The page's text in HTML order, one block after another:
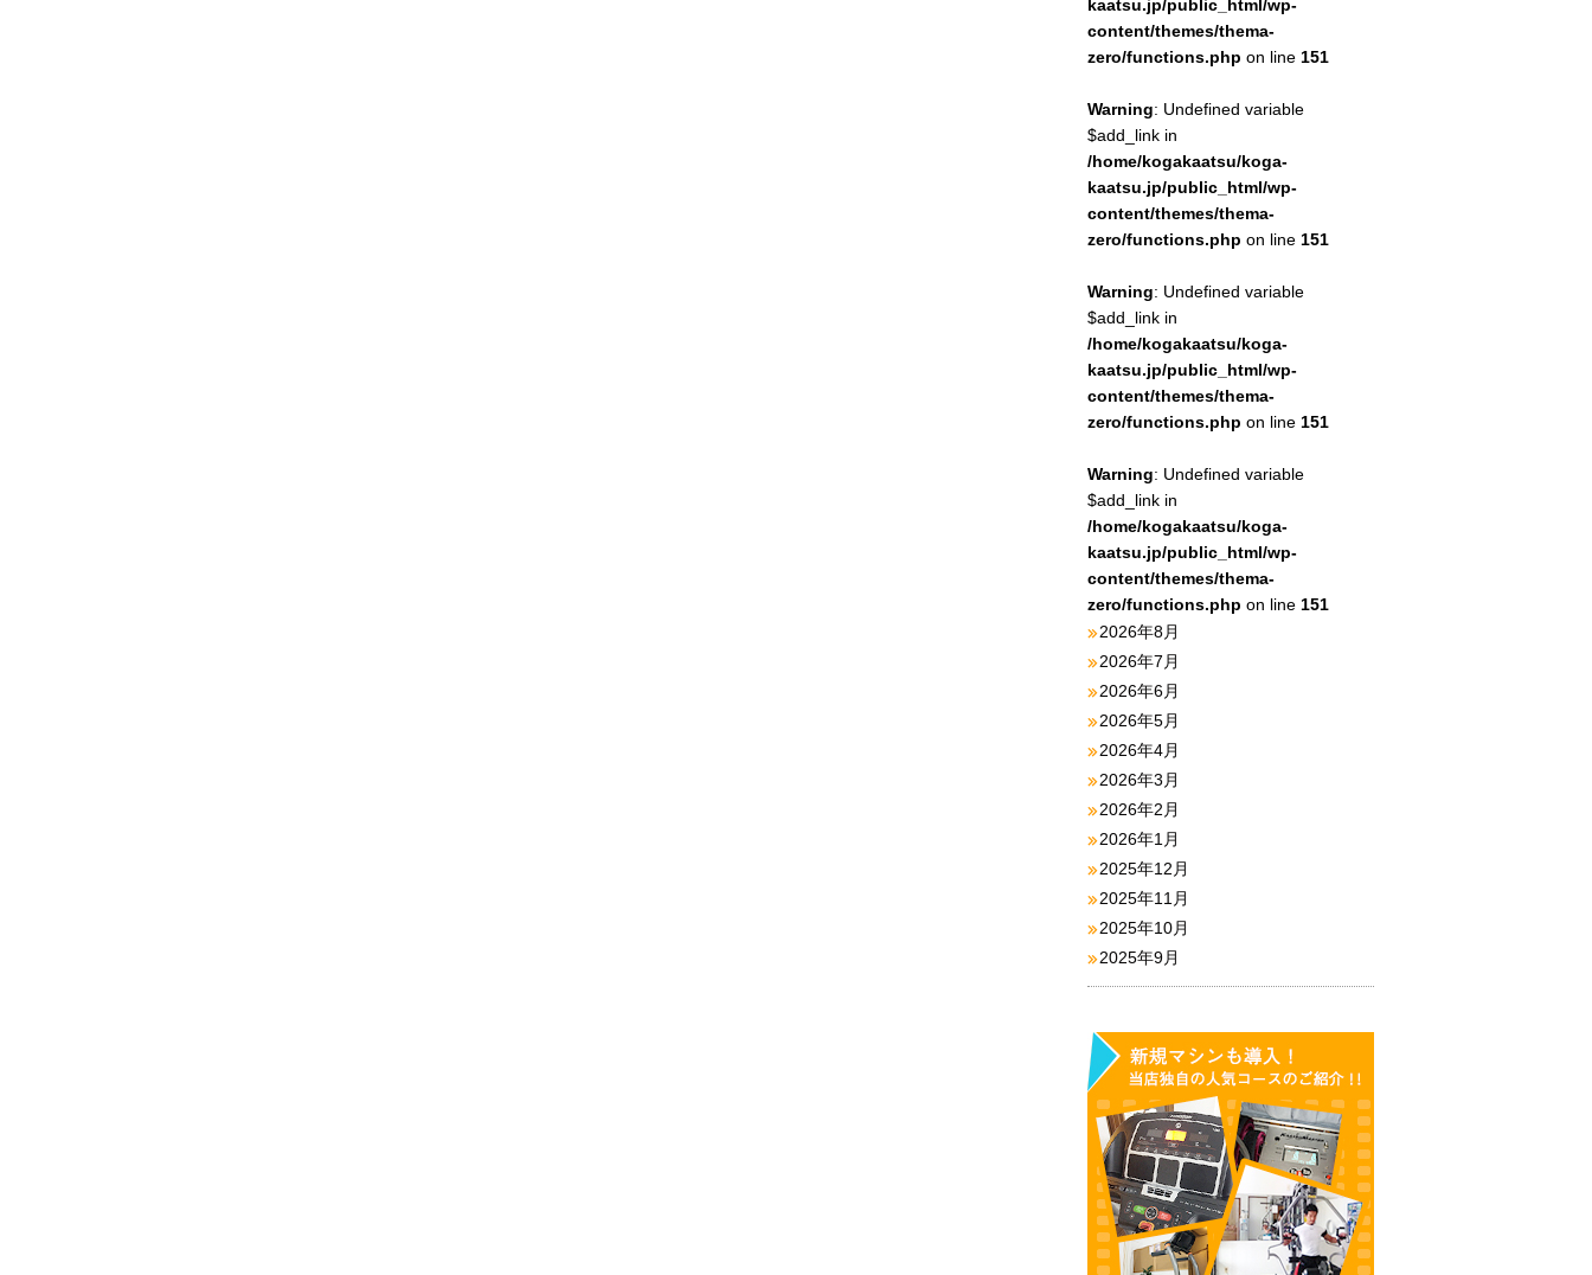
kaatsu.jp/public_html/wp-
content/themes/thema-
zero/functions.php on line 151
Warning: Undefined variable
$add_link in
/home/kogakaatsu/koga-
kaatsu.jp/public_html/wp-
content/themes/thema-
zero/functions.php on line 151
Warning: Undefined variable
$add_link in
/home/kogakaatsu/koga-
kaatsu.jp/public_html/wp-
content/themes/thema-
zero/functions.php on line 151
Warning: Undefined variable
$add_link in
/home/kogakaatsu/koga-
kaatsu.jp/public_html/wp-
content/themes/thema-
zero/functions.php on line 151
2026年8月
2026年7月
2026年6月
2026年5月
2026年4月
2026年3月
2026年2月
2026年1月
2025年12月
2025年11月
2025年10月
2025年9月